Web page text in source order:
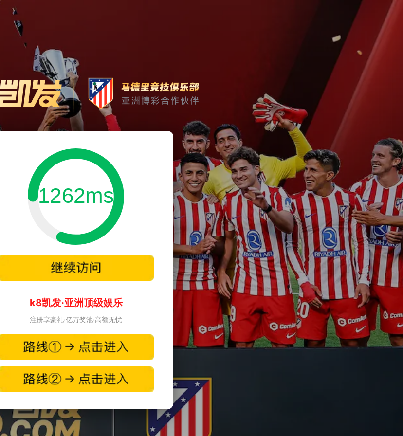
1262ms
k8凯发·亚洲顶级娱乐
注册享豪礼·亿万奖池·高额无忧